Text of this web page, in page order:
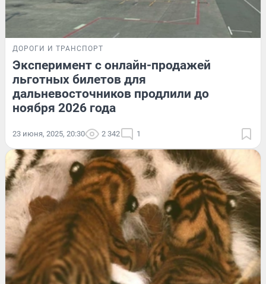
ДОРОГИ И ТРАНСПОРТ
Эксперимент с онлайн-продажей
льготных билетов для
дальневосточников продлили до
ноября 2026 года
23 июня, 2025, 20:30 2 342 1